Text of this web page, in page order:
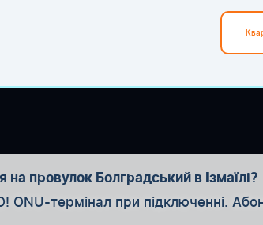
провулок Болградський в Ізмаїлі?
термінал при підключенні.